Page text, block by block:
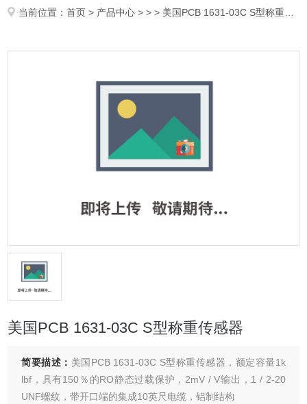
当前位置：首页 > 产品中心 > > > 美国PCB 1631-03C S型称重传感器
美国PCB 1631-03C S型称重传感器
简要描述： 美国PCB 1631-03C S型称重传感器，额定容量1k
lbf，具有150％的RO静态过载保护，2mV / V输出，1 / 2-20
UNF螺纹，带开口端的集成10英尺电缆，铝制结构